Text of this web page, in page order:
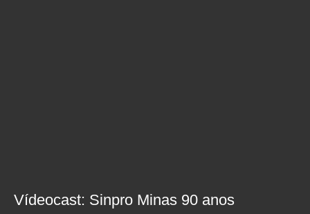
Vídeocast: Sinpro Minas 90 anos